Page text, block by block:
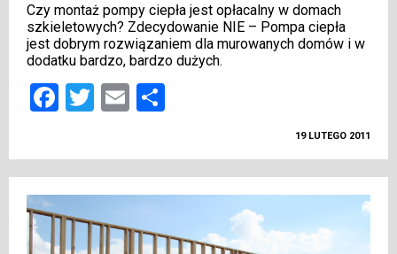
Czy montaż pompy ciepła jest opłacalny w domach
szkieletowych? Zdecydowanie NIE – Pompa ciepła
jest dobrym rozwiązaniem dla murowanych domów i w
dodatku bardzo, bardzo dużych.
Facebook
Twitter
Email
19 LUTEGO 2011